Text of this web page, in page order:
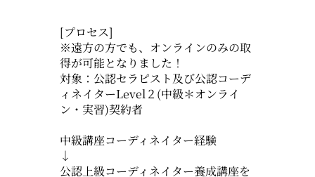
[プロセス]
※遠方の方でも、オンラインのみの取
得が可能となりました！
対象：公認セラピスト及び公認コーデ
ィネイターLevel２(中級＊オンライ
ン・実習)契約者
中級講座コーディネイター経験
↓
公認上級コーディネイター養成講座を